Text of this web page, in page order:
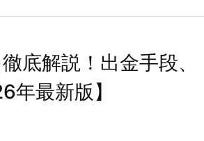
底解説！出金手段、
最新版】